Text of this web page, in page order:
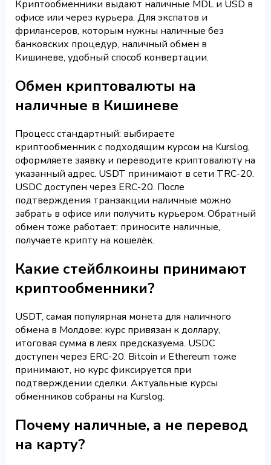
Криптообменники выдают наличные MDL и USD в
офисе или через курьера. Для экспатов и
фрилансеров, которым нужны наличные без
банковских процедур, наличный обмен в
Кишиневе, удобный способ конвертации.
Обмен криптовалюты на
наличные в Кишиневе
Процесс стандартный: выбираете
криптообменник с подходящим курсом на Kurslog,
оформляете заявку и переводите криптовалюту на
указанный адрес. USDT принимают в сети TRC-20.
USDC доступен через ERC-20. После
подтверждения транзакции наличные можно
забрать в офисе или получить курьером. Обратный
обмен тоже работает: приносите наличные,
получаете крипту на кошелёк.
Какие стейблкоины принимают
криптообменники?
USDT, самая популярная монета для наличного
обмена в Молдове: курс привязан к доллару,
итоговая сумма в леях предсказуема. USDC
доступен через ERC-20. Bitcoin и Ethereum тоже
принимают, но курс фиксируется при
подтверждении сделки. Актуальные курсы
обменников собраны на Kurslog.
Почему наличные, а не перевод
на карту?